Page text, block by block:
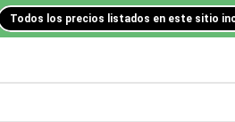
Todos los precios listados en este sitio